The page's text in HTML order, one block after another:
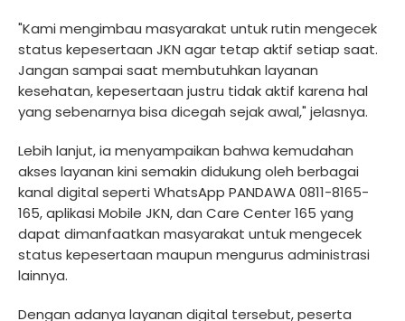
"Kami mengimbau masyarakat untuk rutin mengecek
status kepesertaan JKN agar tetap aktif setiap saat.
Jangan sampai saat membutuhkan layanan
kesehatan, kepesertaan justru tidak aktif karena hal
yang sebenarnya bisa dicegah sejak awal," jelasnya.
Lebih lanjut, ia menyampaikan bahwa kemudahan
akses layanan kini semakin didukung oleh berbagai
kanal digital seperti WhatsApp PANDAWA 0811-8165-
165, aplikasi Mobile JKN, dan Care Center 165 yang
dapat dimanfaatkan masyarakat untuk mengecek
status kepesertaan maupun mengurus administrasi
lainnya.
Dengan adanya layanan digital tersebut, peserta